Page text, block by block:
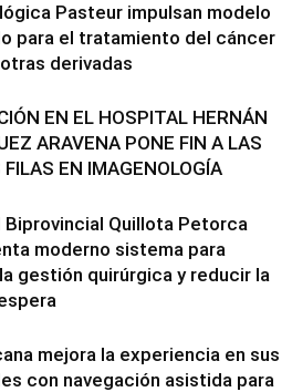
Pasteur impulsan modelo
para el tratamiento del cáncer
derivadas
EN EL HOSPITAL HERNÁN
ARAVENA PONE FIN A LAS
FILAS EN IMAGENOLOGÍA
Biprovincial Quillota Petorca
moderno sistema para
gestión quirúrgica y reducir la
mejora la experiencia en sus
con navegación asistida para